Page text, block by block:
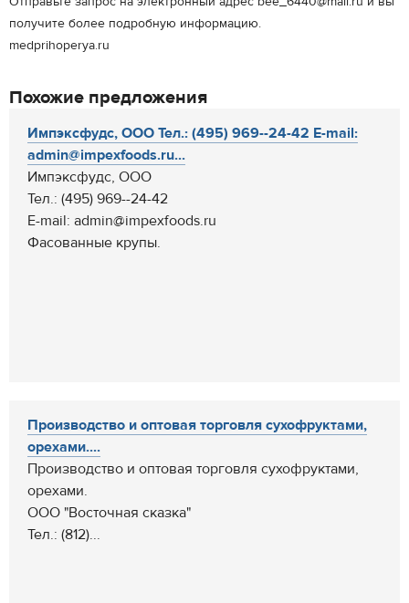
получите более подробную информацию.
medprihoperya.ru
Похожие предложения
Импэксфудс, ООО Тел.: (495) 969--24-42 E-mail:
admin@impexfoods.ru...
Импэксфудс, ООО
Тел.: (495) 969--24-42
E-mail: admin@impexfoods.ru
Фасованные крупы.
Производство и оптовая торговля сухофруктами,
орехами....
Производство и оптовая торговля сухофруктами,
орехами.
ООО "Восточная сказка"
Тел.: (812)...